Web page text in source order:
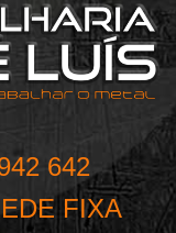
642
FIXA